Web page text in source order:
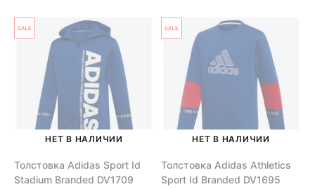
НЕТ В НАЛИЧИИ
Толстовка Adidas Sport Id
Stadium Branded DV1709
НЕТ В НАЛИЧИИ
Толстовка Adidas Athletics
Sport Id Branded DV1695